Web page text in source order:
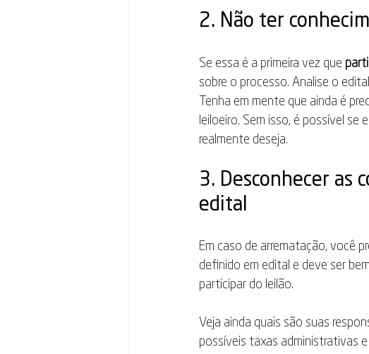
2. Não ter
Se essa é a primeira vez que
sobre o processo. Analise o
Tenha em mente que ainda é
leiloeiro. Sem isso, é possível
realmente deseja.
3. Desconhecer as
edital
Em caso de arrematação, você
definido em edital e deve ser
participar do leilão.
Veja ainda quais são suas
possíveis taxas administrativas